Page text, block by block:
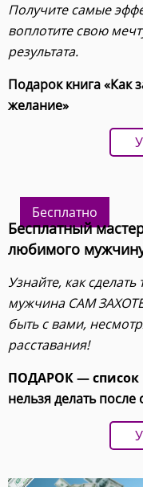
Получите самые
воплотите свою
результата.
Подарок книга «Как
желание»
Бесплатно
Бесплатный
любимого
Узнайте, как
мужчина САМ
быть с вами,
расставания!
ПОДАРОК — список
нельзя делать